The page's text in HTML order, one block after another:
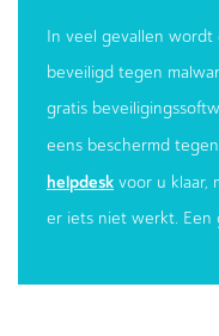
In veel gevallen wordt
beveiligd tegen
gratis
eens beschermd
helpdesk voor u klaar,
er iets niet werkt. Een